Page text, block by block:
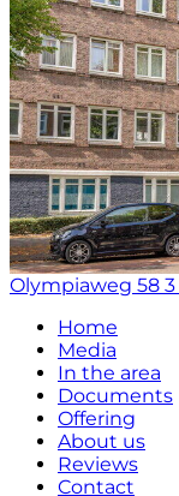
Olympiaweg 58 3
Home
Media
In the area
Documents
Offering
About us
Reviews
Contact